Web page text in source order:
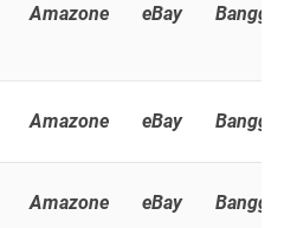
Amazone eBay
Amazone eBay
Amazone eBay